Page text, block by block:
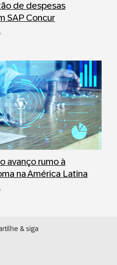
de despesas
SAP Concur
avanço rumo à
na América Latina
& siga